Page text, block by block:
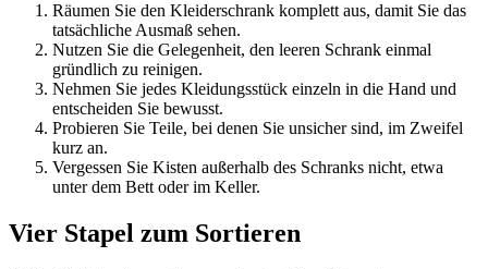
Räumen Sie den Kleiderschrank komplett aus, damit Sie das
tatsächliche Ausmaß sehen.
Nutzen Sie die Gelegenheit, den leeren Schrank einmal
gründlich zu reinigen.
Nehmen Sie jedes Kleidungsstück einzeln in die Hand und
entscheiden Sie bewusst.
Probieren Sie Teile, bei denen Sie unsicher sind, im Zweifel
kurz an.
Vergessen Sie Kisten außerhalb des Schranks nicht, etwa
unter dem Bett oder im Keller.
Vier Stapel zum Sortieren